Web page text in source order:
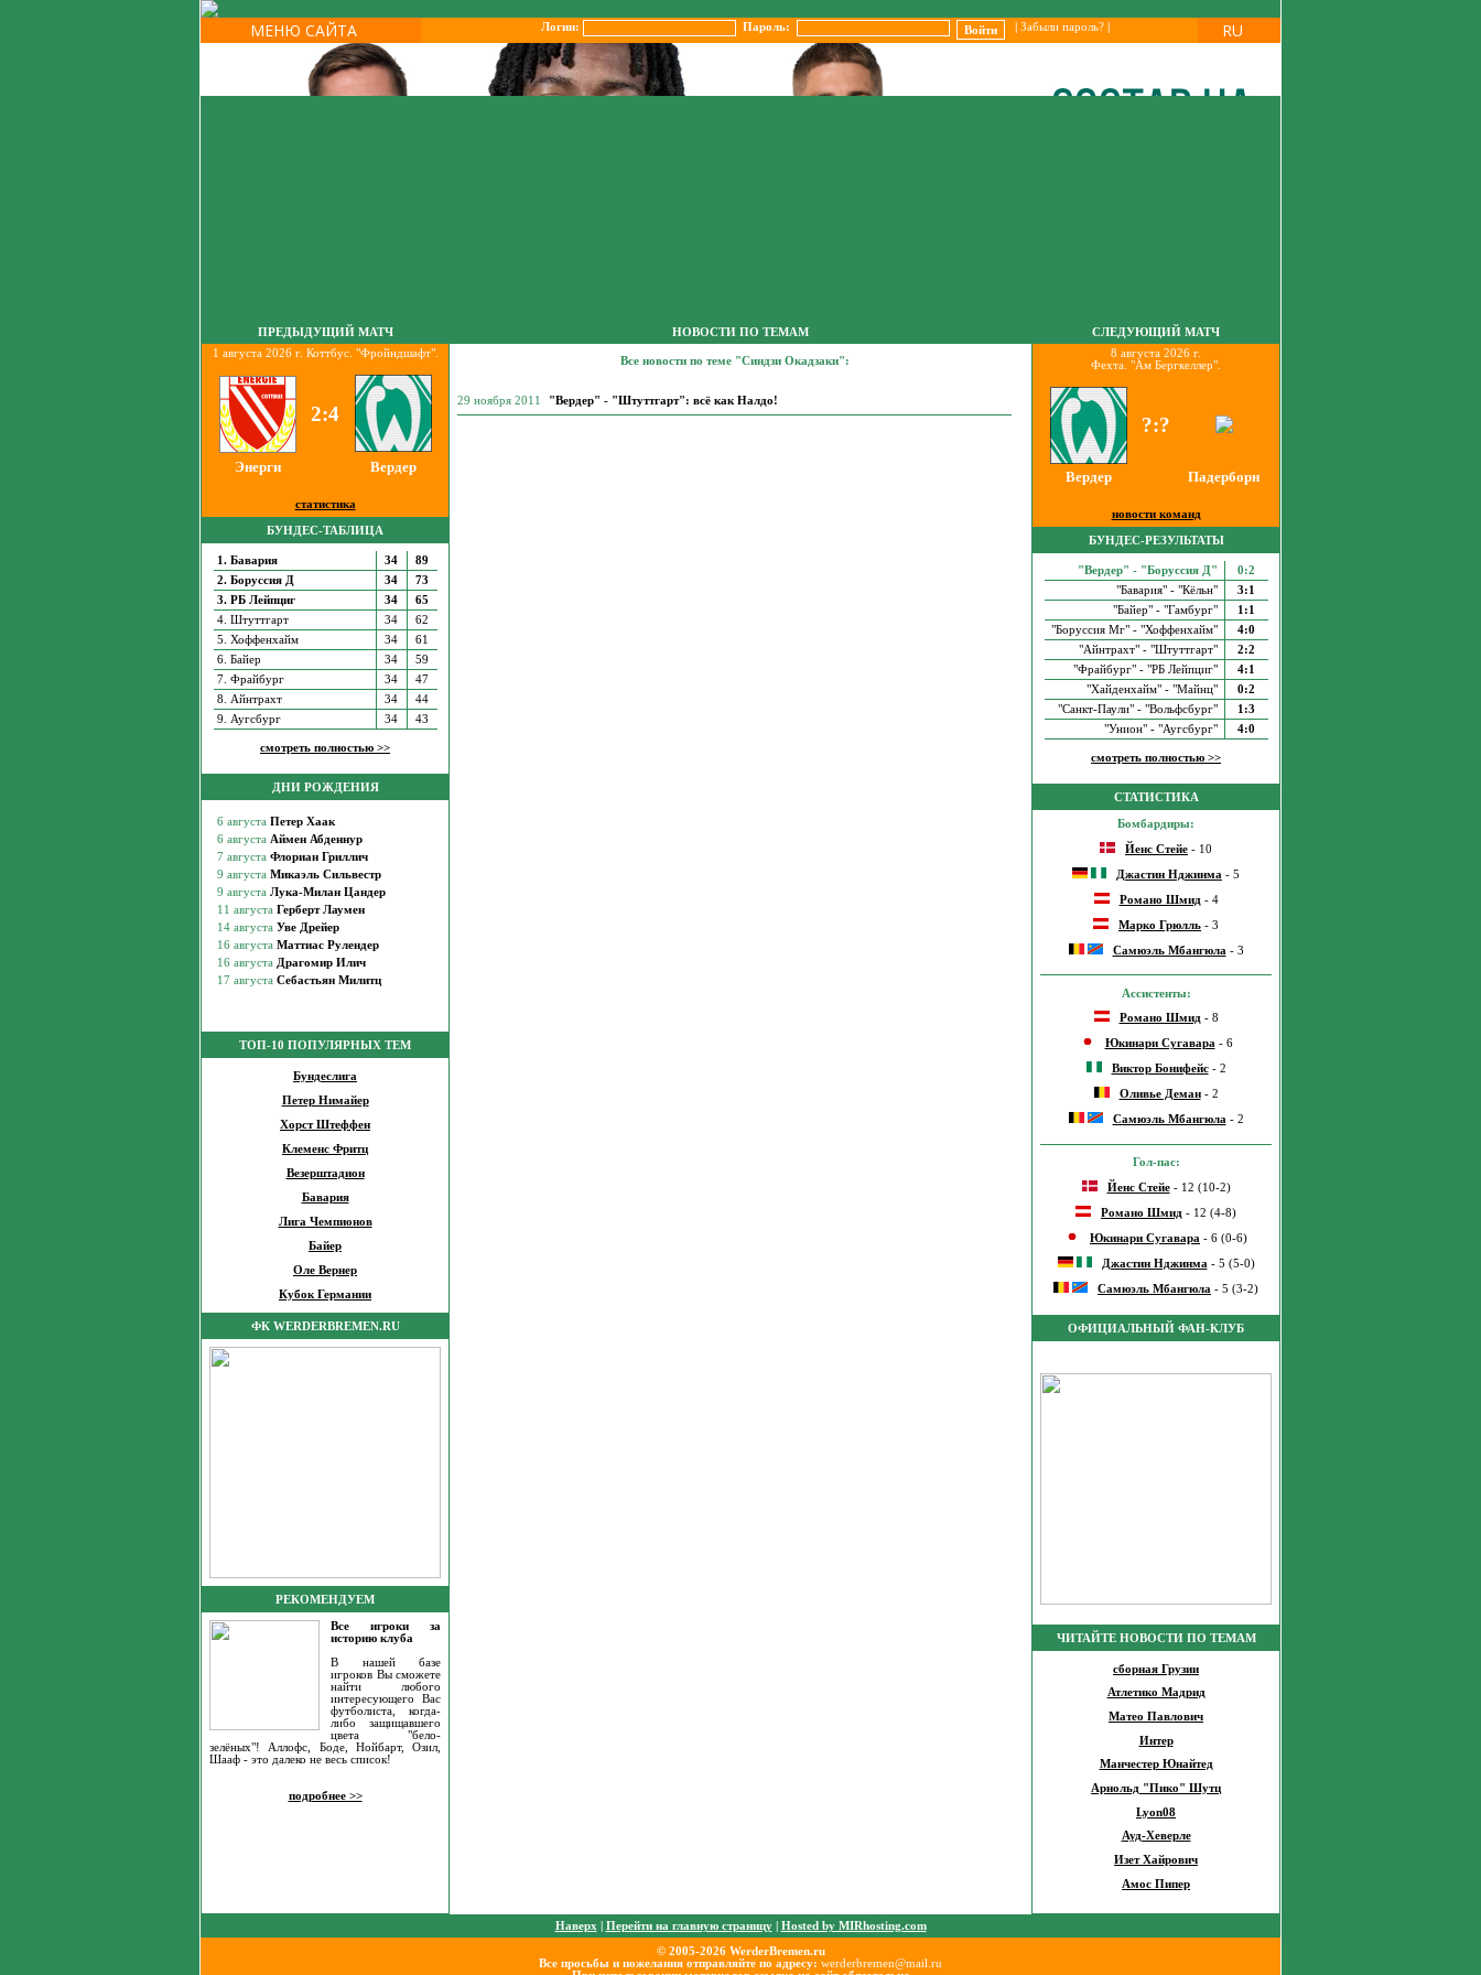
МЕНЮ САЙТА Логин: Пароль: Забыли пароль?| RU
ПРЕДЫДУЩИЙ МАТЧ
1 августа 2026 г. Коттбус. "Фройндшафт".
2:4
Энерги Вердер
статистика
БУНДЕС-ТАБЛИЦА
1. Бавария 34
89
2. Боруссия Д
34
73
3. РБ Лейпциг
34
65
4. Штуттгарт
34
62
5. Хоффенхайм
34
61
6. Байер
34
59
7. Фрайбург
34
47
8. Айнтрахт
34
44
9. Аугсбург
34 43
смотреть полностью >>
ДНИ РОЖДЕНИЯ
ТОП-10 ПОПУЛЯРНЫХ ТЕМ
Бундеслига
Петер Нимайер
Хорст Штеффен
Клеменс Фритц
Везерштадион
Бавария
Лига Чемпионов
Байер
Оле Вернер
Кубок Германии
ФК WERDERBREMEN.RU
РЕКОМЕНДУЕМ
Все игроки за
историю клуба
В нашей базе
игроков Вы сможете
найти любого
интересующего Вас
футболиста, когда-
либо защищавшего
цвета "бело-
зелёных"! Аллофс, Боде, Нойбарт, Озил,
Шааф - это далеко не весь список!
подробнее >>
НОВОСТИ ПО ТЕМАМ
Все новости по теме "Синдзи Окадзаки":
29 ноября 2011 "Вердер" - "Штуттгарт": всё как Налдо!
СЛЕДУЮЩИЙ МАТЧ
8 августа 2026 г.
Фехта. "Ам Бергкеллер".
?:?
Вердер Падерборн
новости команд
БУНДЕС-РЕЗУЛЬТАТЫ
"Вердер" - "Боруссия Д"
0:2
"Бавария" - "Кёльн"
3:1
"Байер" - "Гамбург"
1:1
"Боруссия Мг" - "Хоффенхайм"
4:0
"Айнтрахт" - "Штуттгарт"
2:2
"Фрайбург" - "РБ Лейпциг"
4:1
"Хайденхайм" - "Майнц"
0:2
"Санкт-Паули" - "Вольфсбург"
1:3
"Унион" - "Аугсбург"
4:0
смотреть полностью >>
СТАТИСТИКА
Бомбардиры:
Йенс Стейе - 10
Джастин Нджинма - 5
Романо Шмид- 4
Марко Грюлль - 3
Самюэль Мбангюла - 3
Ассистенты:
Романо Шмид- 8
Юкинари Сугавара- 6
Виктор Бонифейс- 2
Оливье Деман- 2
Самюэль Мбангюла- 2
Гол-пас:
Йенс Стейе- 12 (10-2)
Романо Шмид - 12 (4-8)
Юкинари Сугавара - 6 (0-6)
Джастин Нджинма - 5 (5-0)
Самюэль Мбангюла - 5 (3-2)
ОФИЦИАЛЬНЫЙ ФАН-КЛУБ
ЧИТАЙТЕ НОВОСТИ ПО ТЕМАМ
сборная Грузии
Атлетико Мадрид
Матео Павлович
Интер
Манчестер Юнайтед
Арнольд "Пико" Шутц
Lyon08
Ауд-Хеверле
Изет Хайрович
Амос Пипер
Наверх Перейти на главную страницу| Hosted by MIRhosting.com
© 2005-2026 WerderBremen.ru
Все просьбы и пожелания отправляйте по адресу: werderbremen@mail.ru